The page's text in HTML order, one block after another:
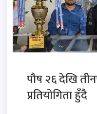
पाैष २६ देखि
प्रतियोगिता हुँदै